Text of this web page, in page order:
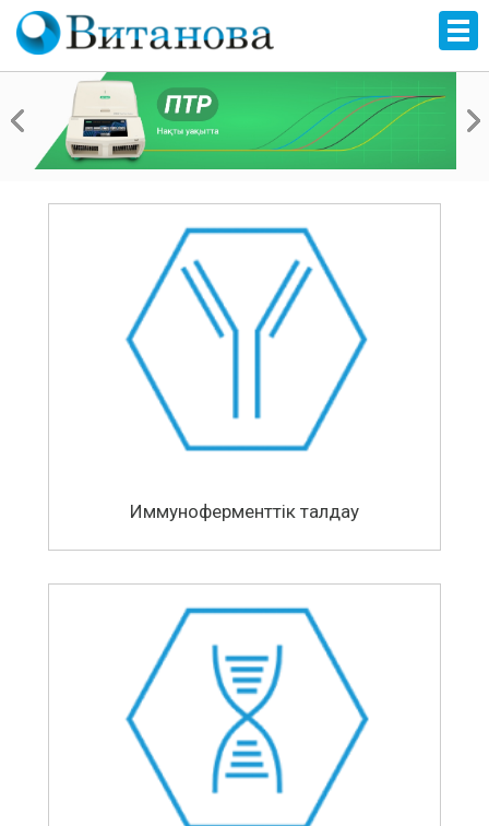
Иммуноферменттік талдау